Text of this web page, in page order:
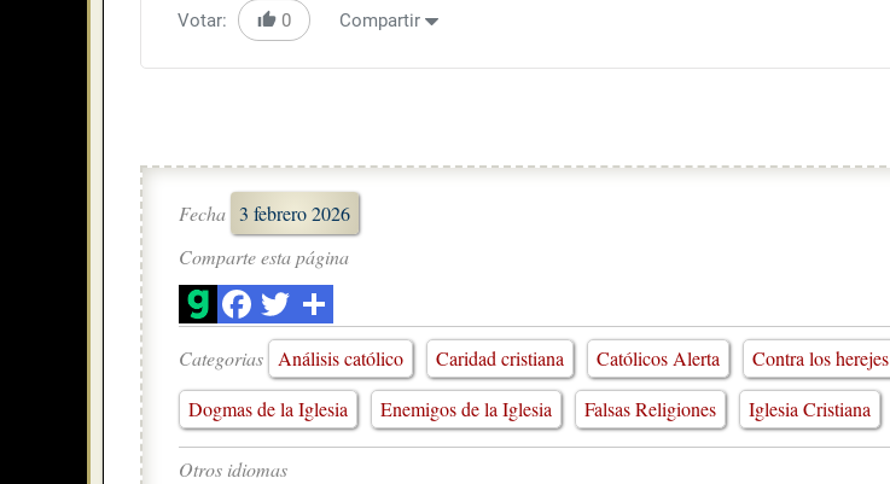
Votar: 0 Compartir
Fecha 3 febrero 2026
Comparte esta página
Categorias Análisis católico Caridad cristiana Católicos Alerta Contra los herejes
Dogmas de la Iglesia
Enemigos de la Iglesia Falsas Religiones Iglesia Cristiana
Otros idiomas